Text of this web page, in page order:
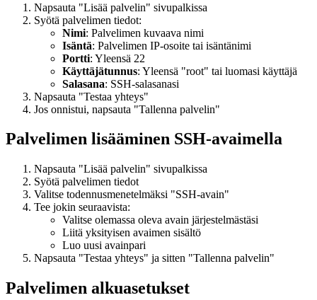
Napsauta "Lisää palvelin" sivupalkissa
Syötä palvelimen tiedot:
Nimi: Palvelimen kuvaava nimi
Isäntä: Palvelimen IP-osoite tai isäntänimi
Portti: Yleensä 22
Käyttäjätunnus: Yleensä "root" tai luomasi käyttäjä
Salasana: SSH-salasanasi
Napsauta "Testaa yhteys"
Jos onnistui, napsauta "Tallenna palvelin"
Palvelimen lisääminen SSH-avaimella
Napsauta "Lisää palvelin" sivupalkissa
Syötä palvelimen tiedot
Valitse todennusmenetelmäksi "SSH-avain"
Tee jokin seuraavista:
Valitse olemassa oleva avain järjestelmästäsi
Liitä yksityisen avaimen sisältö
Luo uusi avainpari
Napsauta "Testaa yhteys" ja sitten "Tallenna palvelin"
Palvelimen alkuasetukset